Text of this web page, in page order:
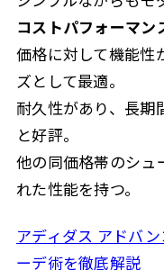
コストパフォーマン
価格に対して機能性
ズとして最適。
耐久性があり、長期
と好評。
他の同価格帯のシュ
れた性能を持つ。
アディダス アドバ
ーデ術を徹底解説